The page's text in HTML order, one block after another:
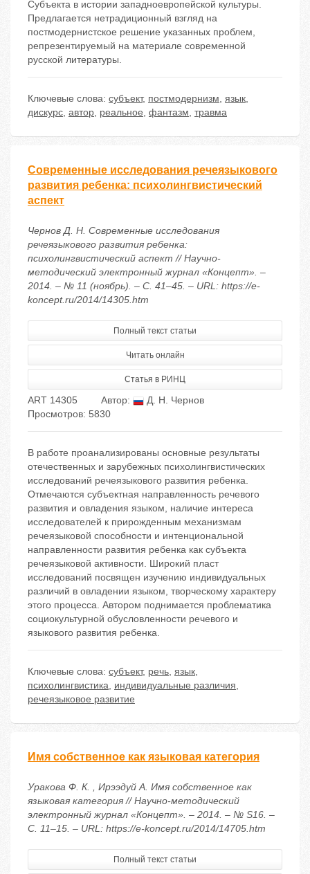
Субъекта в истории западноевропейской культуры.
Предлагается нетрадиционный взгляд на
постмодернистское решение указанных проблем,
репрезентируемый на материале современной
русской литературы.
Ключевые слова: субъект, постмодернизм, язык,
дискурс, автор, реальное, фантазм, травма
Современные исследования речеязыкового
развития ребенка: психолингвистический
аспект
Чернов Д. Н. Современные исследования
речеязыкового развития ребенка:
психолингвистический аспект // Научно-
методический электронный журнал «Концепт». –
2014. – № 11 (ноябрь). – С. 41–45. – URL: https://e-
koncept.ru/2014/14305.htm
Полный текст статьи
Читать онлайн
Статья в РИНЦ
ART 14305 Автор:
Д. Н. Чернов
Просмотров: 5830
В работе проанализированы основные результаты
отечественных и зарубежных психолингвистических
исследований речеязыкового развития ребенка.
Отмечаются субъектная направленность речевого
развития и овладения языком, наличие интереса
исследователей к прирожденным механизмам
речеязыковой способности и интенциональной
направленности развития ребенка как субъекта
речеязыковой активности. Широкий пласт
исследований посвящен изучению индивидуальных
различий в овладении языком, творческому характеру
этого процесса. Автором поднимается проблематика
социокультурной обусловленности речевого и
языкового развития ребенка.
Ключевые слова: субъект, речь, язык,
психолингвистика, индивидуальные различия,
речеязыковое развитие
Имя собственное как языковая категория
Уракова Ф. К. , Ирээдуй А. Имя собственное как
языковая категория // Научно-методический
электронный журнал «Концепт». – 2014. – № S16. –
С. 11–15. – URL: https://e-koncept.ru/2014/14705.htm
Полный текст статьи